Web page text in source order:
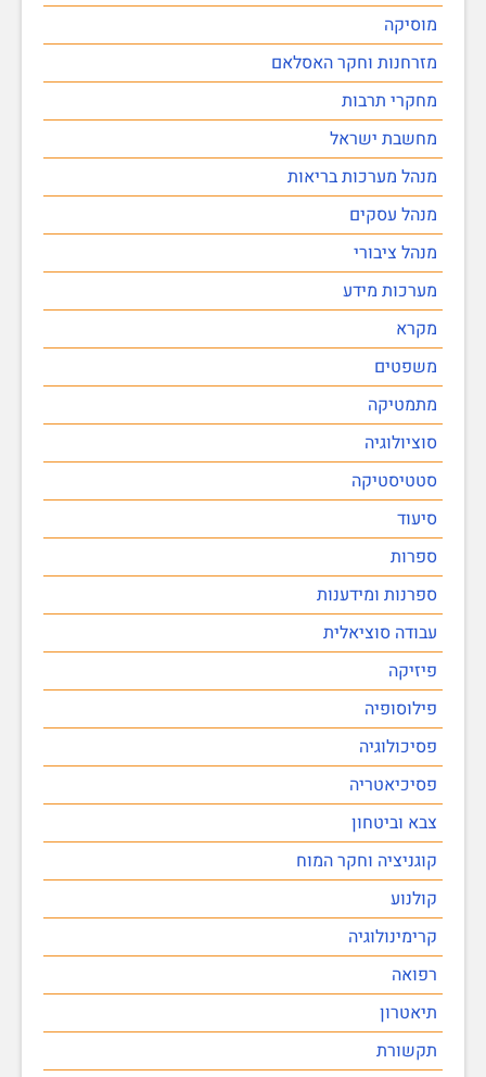
מוסיקה
מזרחנות וחקר האסלאם
מחקרי תרבות
מחשבת ישראל
מנהל מערכות בריאות
מנהל עסקים
מנהל ציבורי
מערכות מידע
מקרא
משפטים
מתמטיקה
סוציולוגיה
סטטיסטיקה
סיעוד
ספרות
ספרנות ומידענות
עבודה סוציאלית
פיזיקה
פילוסופיה
פסיכולוגיה
פסיכיאטריה
צבא וביטחון
קוגניציה וחקר המוח
קולנוע
קרימינולוגיה
רפואה
תיאטרון
תקשורת